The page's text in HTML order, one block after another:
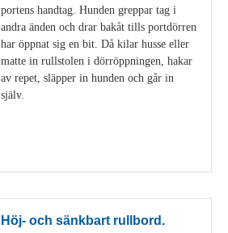
portens handtag. Hunden greppar tag i
andra änden och drar bakåt tills portdörren
har öppnat sig en bit. Då kilar husse eller
matte in rullstolen i dörröppningen, hakar
av repet, släpper in hunden och går in
själv.
Höj- och sänkbart rullbord.